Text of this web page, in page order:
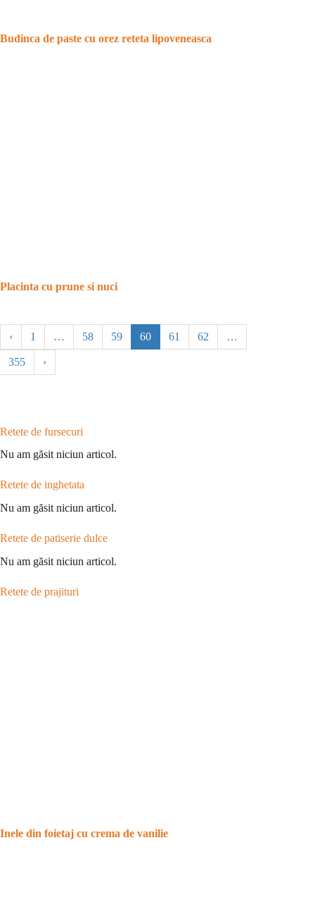
Budinca de paste cu orez reteta lipoveneasca
Placinta cu prune si nuci
‹ 1 … 58 59 60 61 62 …
355 ›
Retete de fursecuri
Nu am găsit niciun articol.
Retete de inghetata
Nu am găsit niciun articol.
Retete de patiserie dulce
Nu am găsit niciun articol.
Retete de prajituri
Inele din foietaj cu crema de vanilie